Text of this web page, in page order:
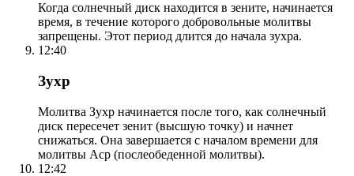
Когда солнечный диск находится в зените, начинается
время, в течение которого добровольные молитвы
запрещены. Этот период длится до начала зухра.
12:40
Зухр
Молитва Зухр начинается после того, как солнечный
диск пересечет зенит (высшую точку) и начнет
снижаться. Она завершается с началом времени для
молитвы Аср (послеобеденной молитвы).
12:42